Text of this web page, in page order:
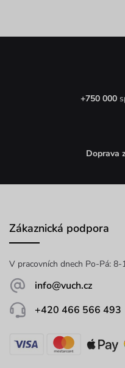
+750 000
Doprava
Zákaznická podpora
V pracovních dnech Po-Pá: 8-
info@vuch.cz
+420 466 566 493